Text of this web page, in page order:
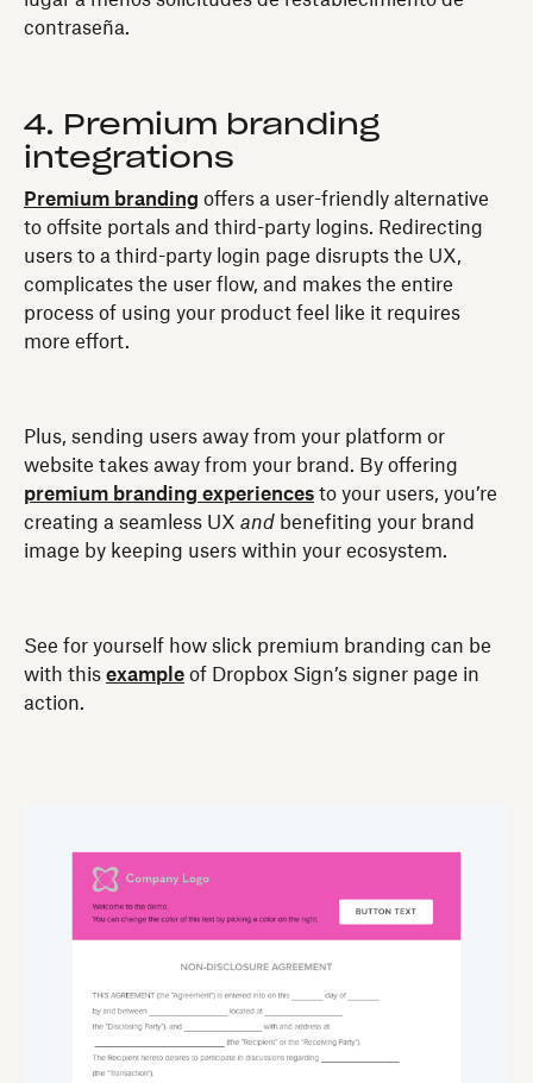
contraseña.
4. Premium branding
integrations
Premium branding offers a user-friendly alternative
to offsite portals and third-party logins. Redirecting
users to a third-party login page disrupts the UX,
complicates the user flow, and makes the entire
process of using your product feel like it requires
more effort.
Plus, sending users away from your platform or
website takes away from your brand. By offering
premium branding experiences to your users, you’re
creating a seamless UX and benefiting your brand
image by keeping users within your ecosystem.
See for yourself how slick premium branding can be
with this example of Dropbox Sign’s signer page in
action.